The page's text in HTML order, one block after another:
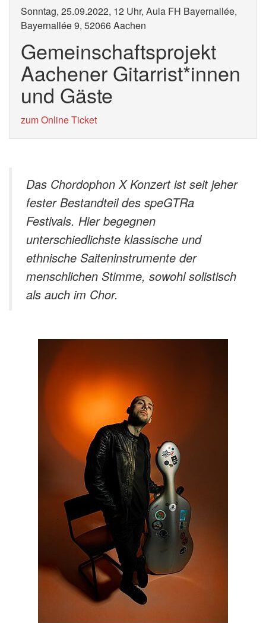
Sonntag, 25.09.2022, 12 Uhr, Aula FH Bayernallée,
Bayernallée 9, 52066 Aachen
Gemeinschaftsprojekt
Aachener Gitarrist*innen
und Gäste
zum Online Ticket
Das Chordophon X Konzert ist seit jeher
fester Bestandteil des speGTRa
Festivals. Hier begegnen
unterschiedlichste klassische und
ethnische Saiteninstrumente der
menschlichen Stimme, sowohl solistisch
als auch im Chor.